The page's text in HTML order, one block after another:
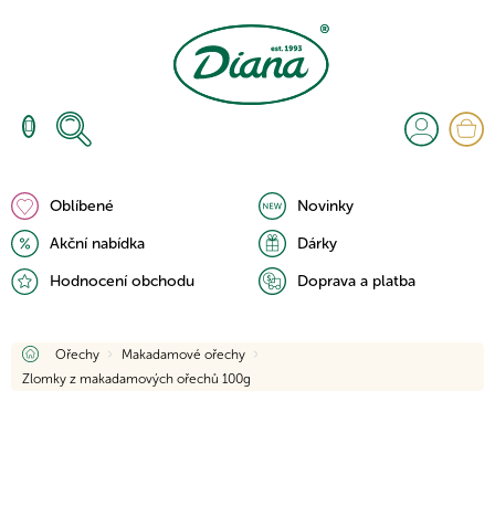
Oblíbené
Novinky
Akční nabídka
Dárky
Hodnocení obchodu
Doprava a platba
Domů
Ořechy
Makadamové ořechy
Zlomky z makadamových ořechů 100g